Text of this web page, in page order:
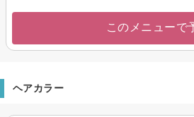
このメニューで
ヘアカラー